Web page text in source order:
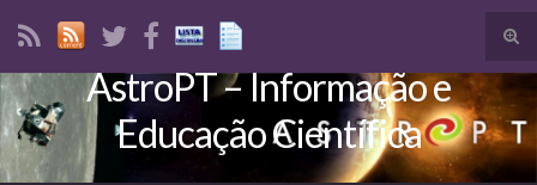
Search for:
AstroPT – Informação e
Educação Científica